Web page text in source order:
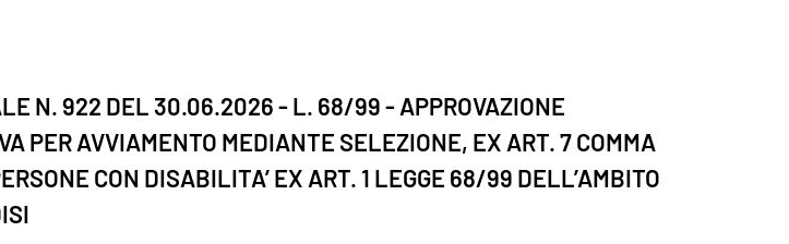
N. 922 DEL 30.06.2026 - L. 68/99 - APPROVAZIONE
PER AVVIAMENTO MEDIANTE SELEZIONE, EX ART. 7 COMMA
CON DISABILITA’ EX ART. 1 LEGGE 68/99 DELL’AMBITO